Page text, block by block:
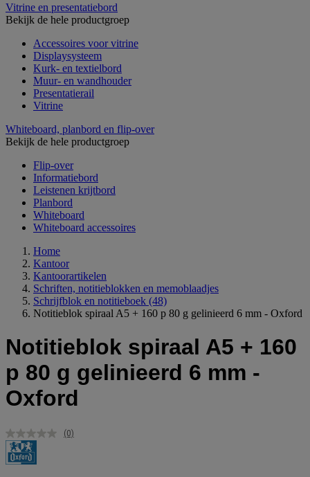
Vitrine en presentatiebord
Bekijk de hele productgroep
Accessoires voor vitrine
Displaysysteem
Kurk- en textielbord
Muur- en wandhouder
Presentatierail
Vitrine
Whiteboard, planbord en flip-over
Bekijk de hele productgroep
Flip-over
Informatiebord
Leistenen krijtbord
Planbord
Whiteboard
Whiteboard accessoires
Home
Kantoor
Kantoorartikelen
Schriften, notitieblokken en memoblaadjes
Schrijfblok en notitieboek (48)
Notitieblok spiraal A5 + 160 p 80 g gelinieerd 6 mm - Oxford
Notitieblok spiraal A5 + 160
p 80 g gelinieerd 6 mm -
Oxford
Geen
(0)